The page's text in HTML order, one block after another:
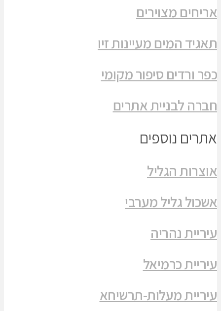
אריחים מצוירים
תאגיד המים מעיינות זיו
כפר ורדים סיפור מקומי
חברה לבניית אתרים
אתרים נוספים
אוצרות הגליל
אשכול גליל מערבי
עיריית נהריה
עיריית כרמיאל
עיריית מעלות-תרשיחא